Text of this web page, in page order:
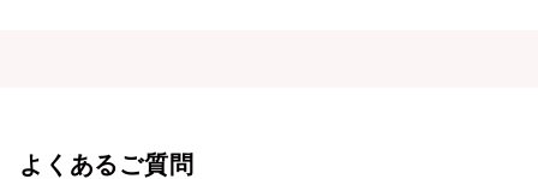
よくあるご質問